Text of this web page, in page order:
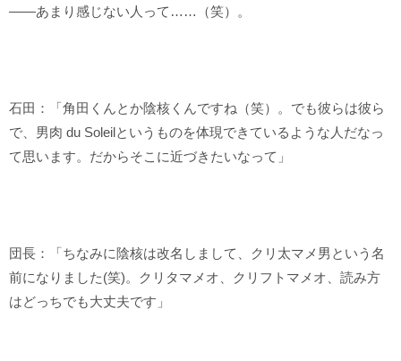
――あまり感じない人って……（笑）。
石田：「角田くんとか陰核くんですね（笑）。でも彼らは彼ら
で、男肉 du Soleilというものを体現できているような人だなっ
て思います。だからそこに近づきたいなって」
団長：「ちなみに陰核は改名しまして、クリ太マメ男という名
前になりました(笑)。クリタマメオ、クリフトマメオ、読み方
はどっちでも大丈夫です」